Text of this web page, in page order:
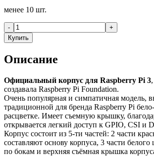
менее 10 шт.
-
+
Купить
Описание
Официальный корпус для Raspberry Pi 3
создавала Raspberry Pi Foundation.
Очень популярная и симпатичная модель,
традиционной для бренда Raspberry Pi
расцветке. Имеет съемную крышку,
открывается легкий доступ к GPIO, CSI и
Корпус состоит из 5-ти частей: 2 части
составляют основу корпуса, 3 части
по бокам и верхняя съёмная крышка